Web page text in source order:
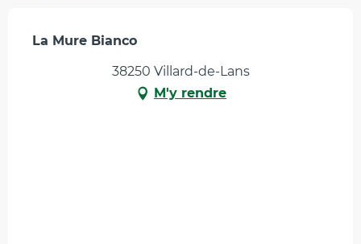
La Mure Bianco
38250 Villard-de-Lans
M'y rendre